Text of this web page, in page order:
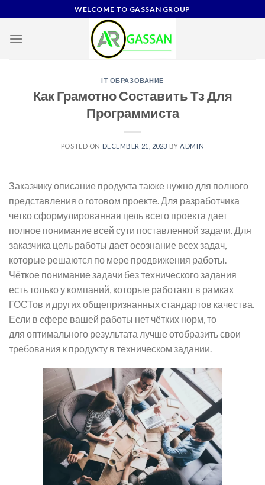
to
content
WELCOME TO GASSAN GROUP
IT ОБРАЗОВАНИЕ
Как Грамотно Составить Тз Для
Программиста
POSTED ON DECEMBER 21, 2023 BY ADMIN
Заказчику описание продукта также нужно для полного
представления о готовом проекте. Для разработчика
четко сформулированная цель всего проекта дает
полное понимание всей сути поставленной задачи. Для
заказчика цель работы дает осознание всех задач,
которые решаются по мере продвижения работы.
Чёткое понимание задачи без технического задания
есть только у компаний, которые работают в рамках
ГОСТов и других общепризнанных стандартов качества.
Если в сфере вашей работы нет чётких норм, то
для оптимального результата лучше отобразить свои
требования к продукту в техническом задании.